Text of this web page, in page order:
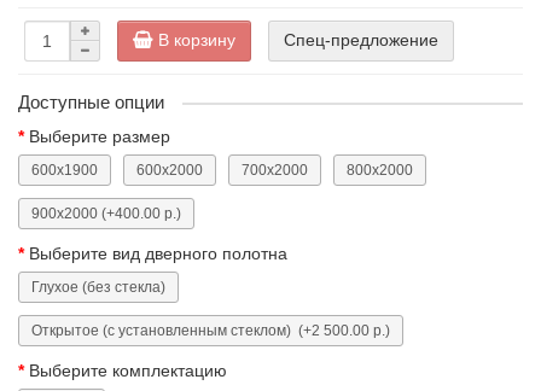
В корзину Спец-предложение
Доступные опции
Выберите размер
600x1900 600x2000 700x2000 800x2000
900x2000 (+400.00 р.)
Выберите вид дверного полотна
Глухое (без стекла)
Открытое (с установленным стеклом) (+2 500.00 р.)
Выберите комплектацию